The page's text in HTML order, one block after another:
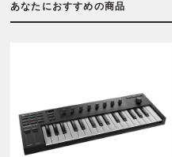
あなたにおすすめの商品